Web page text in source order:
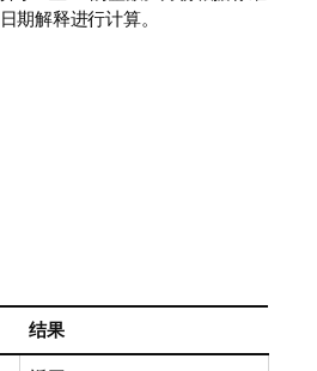
期解释进行计算。
结果